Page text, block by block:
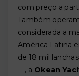
com preço a
Também
considerada a
América Latina
de 18 mil
—, a Okean